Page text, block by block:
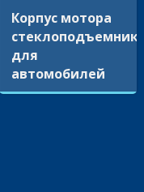
Корпус мотора
стеклоподъемника
для
автомобилей